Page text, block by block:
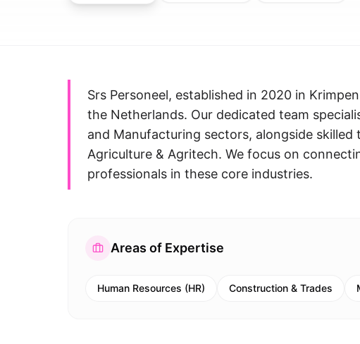
Srs Personeel, established in 2020 in
the Netherlands. Our dedicated team
and Manufacturing sectors, alongside
Agriculture & Agritech. We focus on
professionals in these core industries.
Areas of Expertise
Human Resources (HR) Construction & Trades